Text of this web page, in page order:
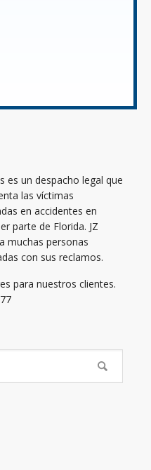
es un despacho legal que
las víctimas
en accidentes en
parte de Florida. JZ
muchas personas
con sus reclamos.
para nuestros clientes.